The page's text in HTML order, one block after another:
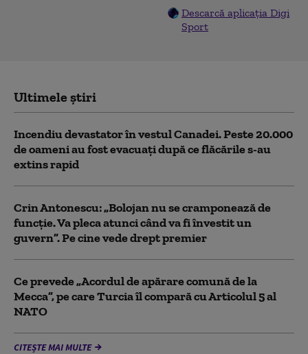
Descarcă aplicația Digi
Sport
Ultimele știri
Incendiu devastator în vestul Canadei. Peste 20.000
de oameni au fost evacuați după ce flăcările s-au
extins rapid
Crin Antonescu: „Bolojan nu se cramponează de
funcție. Va pleca atunci când va fi învestit un
guvern”. Pe cine vede drept premier
Ce prevede „Acordul de apărare comună de la
Mecca”, pe care Turcia îl compară cu Articolul 5 al
NATO
CITEȘTE MAI MULTE